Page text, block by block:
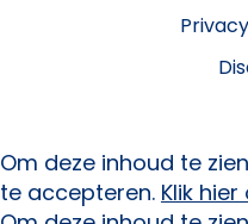
Om deze inhoud te
te accepteren. Klik